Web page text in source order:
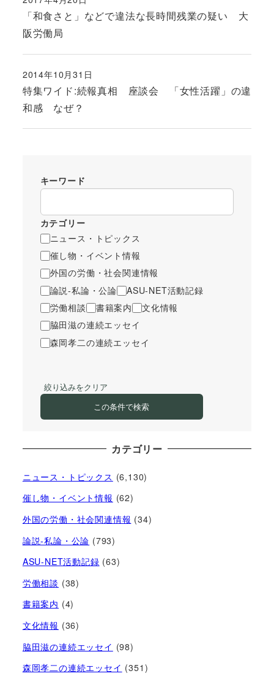
「和食さと」などで違法な長時間残業の疑い 大
阪労働局
投稿日
特集ワイド:続報真相 座談会 「女性活躍」の違
和感 なぜ？
投稿日
2014年10月31日
キーワード
カテゴリー
ニュース・トピックス
催し物・イベント情報
外国の労働・社会関連情報
論説-私論・公論
ASU-NET活動記録
労働相談
書籍案内
文化情報
脇田滋の連続エッセイ
森岡孝二の連続エッセイ
絞り込みをクリア
この条件で検索
カテゴリー
ニュース・トピックス (6,130)
催し物・イベント情報 (62)
外国の労働・社会関連情報 (34)
論説-私論・公論 (793)
ASU-NET活動記録 (63)
労働相談 (38)
書籍案内 (4)
文化情報 (36)
脇田滋の連続エッセイ (98)
森岡孝二の連続エッセイ (351)